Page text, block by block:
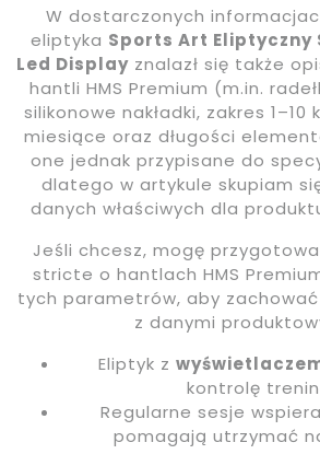
W dostarczonych
eliptyka Sports Art
Led Display znalazł się także
hantli HMS Premium (m.in.
silikonowe nakładki, zakres 1–10
miesiące oraz długości
one jednak przypisane do
dlatego w artykule skupiam
danych właściwych dla
Jeśli chcesz, mogę
stricte o hantlach HMS
tych parametrów, aby
z danymi
Eliptyk z wyświetlaczem
kontrolę
Regularne sesje
pomagają utrzymać